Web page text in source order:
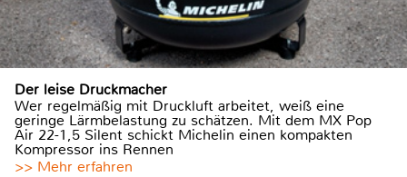
Der leise Druckmacher
Wer regelmäßig mit Druckluft arbeitet, weiß eine
geringe Lärmbelastung zu schätzen. Mit dem MX Pop
Air 22-1,5 Silent schickt Michelin einen kompakten
Kompressor ins Rennen
>> Mehr erfahren